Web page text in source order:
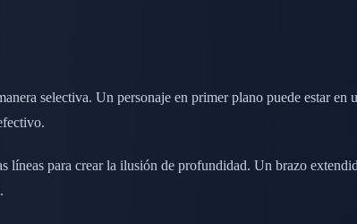
selectiva. Un personaje en primer plano puede estar
líneas para crear la ilusión de profundidad. Un brazo